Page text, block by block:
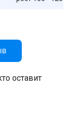
оставит